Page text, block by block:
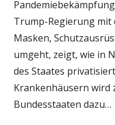
Trump-Regierung mit
Masken,
umgeht, zeigt, wie in
des Staates
Krankenhäusern wird
Bundesstaaten dazu…